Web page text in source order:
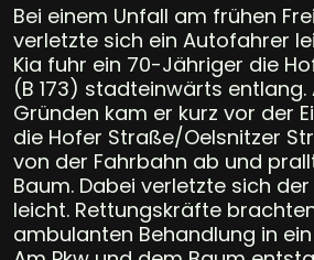
Bei einem Unfall am frühen
verletzte sich ein Autofahrer
Kia fuhr ein 70-Jähriger die
(B 173) stadteinwärts entlang.
Gründen kam er kurz vor der
die Hofer Straße/Oelsnitzer
von der Fahrbahn ab und
Baum. Dabei verletzte sich
leicht. Rettungskräfte
ambulanten Behandlung in